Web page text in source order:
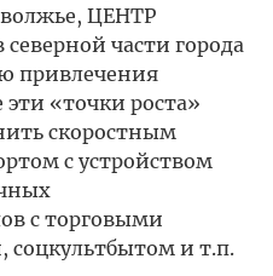
ЦЕНТР
части города
привлечения
«точки роста»
скоростным
с устройством
с торговыми
и т.п.